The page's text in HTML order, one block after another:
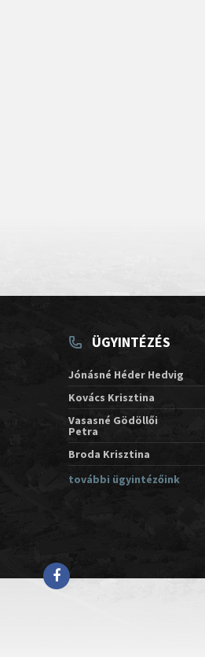
ÜGYINTÉZÉS
Jónásné Héder Hedvig
Kovács Krisztina
Vasasné Gödöllői
Petra
Broda Krisztina
további ügyintézőink